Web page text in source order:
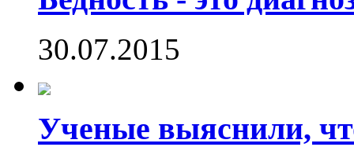
30.07.2015
Ученые выяснили,